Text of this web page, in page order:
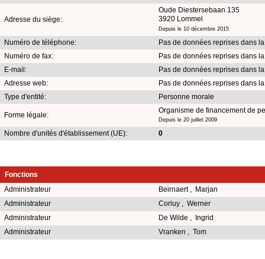
Adresse du siège:
Oude Diestersebaan 135
3920 Lommel
Depuis le 10 décembre 2015
Numéro de téléphone:
Pas de données reprises dans
Numéro de fax:
Pas de données reprises dans
E-mail:
Pas de données reprises dans
Adresse web:
Pas de données reprises dans
Type d'entité:
Personne morale
Forme légale:
Organisme de financement de
Depuis le 20 juillet 2009
Nombre d'unités d'établissement (UE): 0
Fonctions
Administrateur
Beirnaert , Marjan
Administrateur
Corluy , Werner
Administrateur
De Wilde , Ingrid
Administrateur
Vranken , Tom